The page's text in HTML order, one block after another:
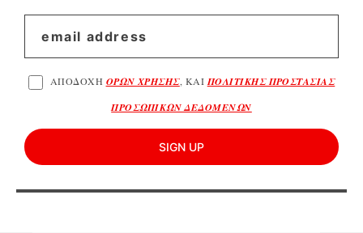
ΑΠΟΔΟΧΗ ΟΡΩΝ ΧΡΗΣΗΣ, ΚΑΙ ΠΟΛΙΤΙΚΗΣ ΠΡΟΣΤΑΣΙΑΣ
ΠΡΟΣΩΠΙΚΩΝ ΔΕΔΟΜΕΝΩΝ
SIGN UP